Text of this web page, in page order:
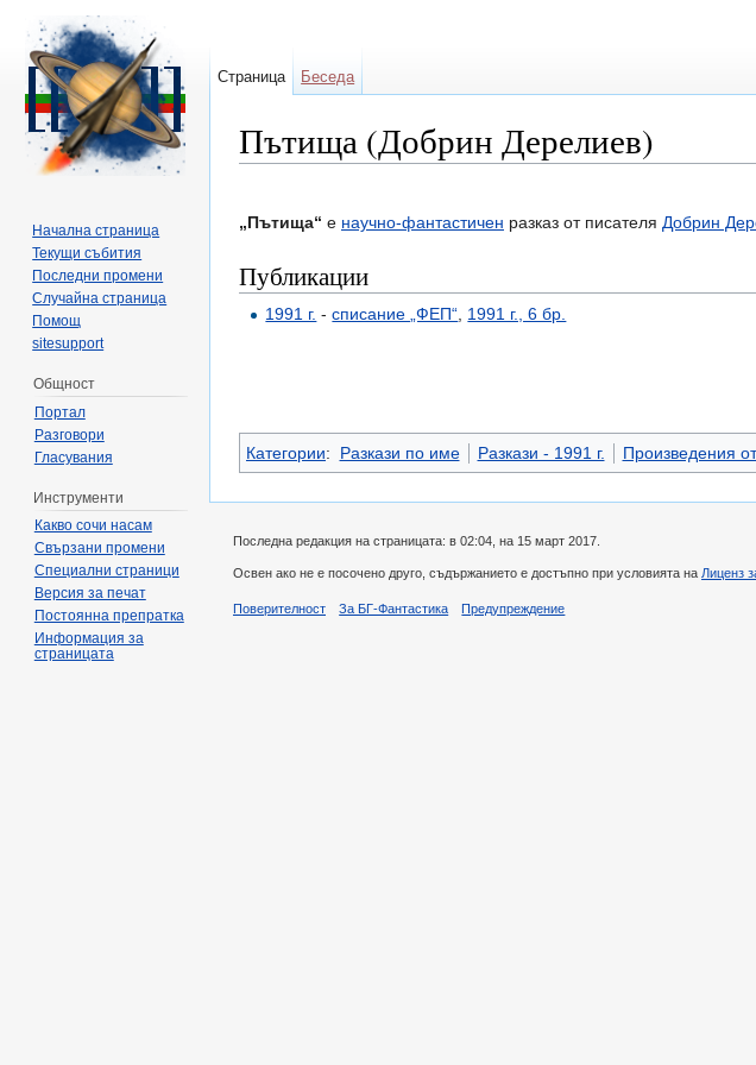
Пътища (Добрин Дерелиев)
„Пътища“ е научно-фантастичен разказ от писателя Добрин
Публикации
1991 г. -списание „ФЕП“ 1991 г., 6 бр.
Категории: Разкази по име Разкази - 1991 г. Произведения
Страница Беседа
Начална страница
Текущи събития
Последни промени
Случайна страница
Помощ
sitesupport
Общност
Портал
Разговори
Гласувания
Инструменти
Какво сочи насам
Свързани промени
Специални страници
Версия за печат
Постоянна препратка
Информация за
страницата
Последна редакция на страницата: в 02:04, на 15 март 2017.
Освен ако не е посочено друго, съдържанието е достъпно при условията на Лиценз
Поверителност За БГ-Фантастика Предупреждение